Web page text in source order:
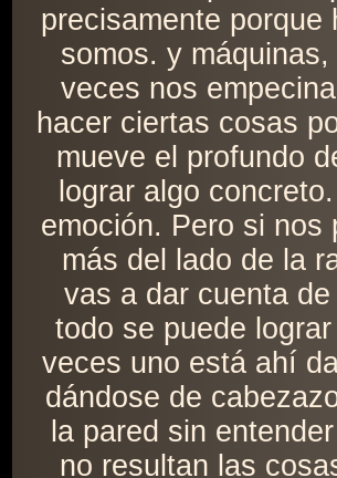
precisamente porque
somos. y
veces nos
hacer ciertas cosas
mueve el profundo
lograr algo
emoción. Pero si nos
más del lado de la
vas a dar cuenta
todo se puede
veces uno está ahí
dándose de
la pared sin
no resultan las